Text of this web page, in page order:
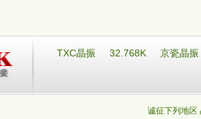
TXC晶振 32.768K 京瓷晶振
诚征下列地区